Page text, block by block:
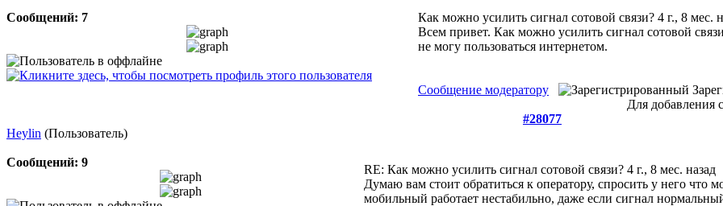
Сообщений: 7 Как можно усилить сигнал сотовой связи? 4 г., 8 мес.
Всем привет. Как можно усилить сигнал сотовой
не могу пользоваться интернетом.
Сообщение модератору
Для добавления
#28077
Heylin (Пользователь)
Сообщений: 9
RE: Как можно усилить сигнал сотовой связи? 4 г., 8 мес. назад
Думаю вам стоит обратиться к оператору, спросить у него
мобильный работает нестабильно, даже если сигнал